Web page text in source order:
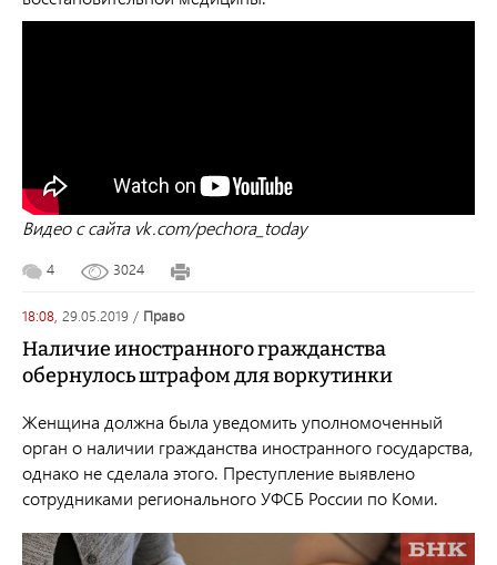
Видео с сайта vk.com/pechora_today
4 3024
18:08, 29.05.2019 / право
Наличие иностранного гражданства
обернулось штрафом для воркутинки
Женщина должна была уведомить уполномоченный
орган о наличии гражданства иностранного государства,
однако не сделала этого. Преступление выявлено
сотрудниками регионального УФСБ России по Коми.